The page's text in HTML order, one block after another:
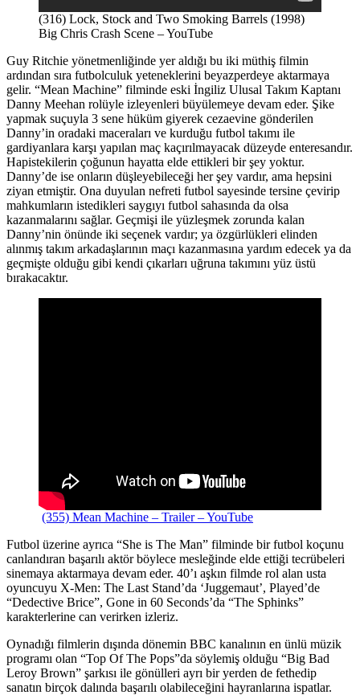
(316) Lock, Stock and Two Smoking Barrels (1998)
Big Chris Crash Scene – YouTube
Guy Ritchie yönetmenliğinde yer aldığı bu iki müthiş filmin
ardından sıra futbolculuk yeteneklerini beyazperdeye aktarmaya
gelir. “Mean Machine” filminde eski İngiliz Ulusal Takım Kaptanı
Danny Meehan rolüyle izleyenleri büyülemeye devam eder. Şike
yapmak suçuyla 3 sene hüküm giyerek cezaevine gönderilen
Danny’in oradaki maceraları ve kurduğu futbol takımı ile
gardiyanlara karşı yapılan maç kaçırılmayacak düzeyde enteresandır.
Hapistekilerin çoğunun hayatta elde ettikleri bir şey yoktur.
Danny’de ise onların düşleyebileceği her şey vardır, ama hepsini
ziyan etmiştir. Ona duyulan nefreti futbol sayesinde tersine çevirip
mahkumların istedikleri saygıyı futbol sahasında da olsa
kazanmalarını sağlar. Geçmişi ile yüzleşmek zorunda kalan
Danny’nin önünde iki seçenek vardır; ya özgürlükleri elinden
alınmış takım arkadaşlarının maçı kazanmasına yardım edecek ya da
geçmişte olduğu gibi kendi çıkarları uğruna takımını yüz üstü
bırakacaktır.
(355) Mean Machine – Trailer – YouTube
Futbol üzerine ayrıca “She is The Man” filminde bir futbol koçunu
canlandıran başarılı aktör böylece mesleğinde elde ettiği tecrübeleri
sinemaya aktarmaya devam eder. 40’ı aşkın filmde rol alan usta
oyuncuyu X-Men: The Last Stand’da ‘Juggemaut’, Played’de
“Dedective Brice”, Gone in 60 Seconds’da “The Sphinks”
karakterlerine can verirken izleriz.
Oynadığı filmlerin dışında dönemin BBC kanalının en ünlü müzik
programı olan “Top Of The Pops”da söylemiş olduğu “Big Bad
Leroy Brown” şarkısı ile gönülleri ayrı bir yerden de fethedip
sanatın birçok dalında başarılı olabileceğini hayranlarına ispatlar.